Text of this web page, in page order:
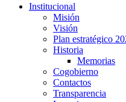
Institucional
Misión
Visión
Plan estratégico
Historia
Memorias
Cogobierno
Contactos
Transparencia